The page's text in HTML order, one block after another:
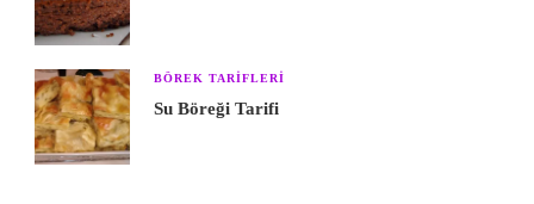
BÖREK TARIFLERI
Su Böreği Tarifi